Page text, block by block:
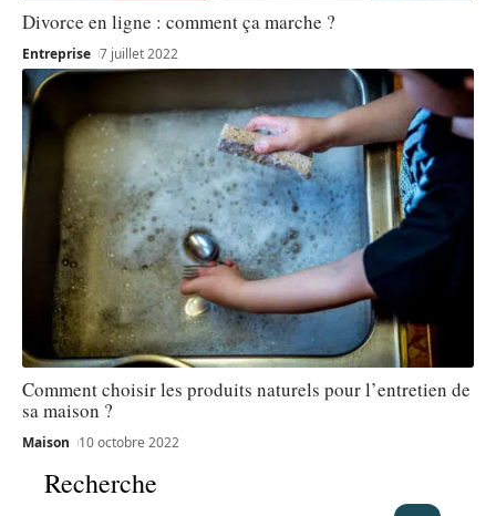
Divorce en ligne : comment ça marche ?
Entreprise 7 juillet 2022
Comment choisir les produits naturels pour l’entretien de
sa maison ?
Maison 10 octobre 2022
Recherche